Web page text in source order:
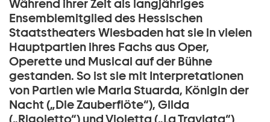
Während ihrer Zeit als langjähriges
Ensemblemitglied des Hessischen
Staatstheaters Wiesbaden hat sie in vielen
Hauptpartien ihres Fachs aus Oper,
Operette und Musical auf der Bühne
gestanden. So ist sie mit Interpretationen
von Partien wie Maria Stuarda, Königin der
Nacht („Die Zauberflöte“), Gilda